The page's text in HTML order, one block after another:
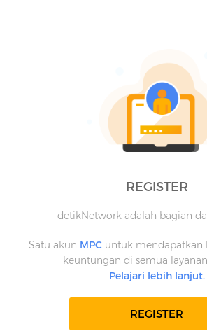
REGISTER
detikNetwork adalah bagian
Satu akun MPC untuk mendapatkan
keuntungan di semua
Pelajari lebih lanjut.
REGISTER